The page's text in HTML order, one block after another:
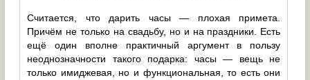
Считается, что дарить часы — плохая примета.
Причём не только на свадьбу, но и на праздники. Есть
ещё один вполне практичный аргумент в пользу
неоднозначности такого подарка: часы — вещь не
только имиджевая, но и функциональная, то есть они